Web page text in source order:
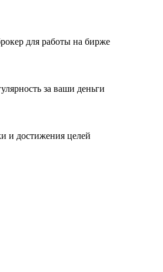
для работы на бирже
за ваши деньги
и достижения целей